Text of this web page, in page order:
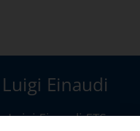
Einaudi
Luigi Einaudi ETS